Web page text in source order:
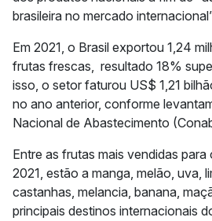
brasileira no mercado
Em 2021, o Brasil exportou 1,24
frutas frescas, resultado 18%
isso, o setor faturou US$ 1,21
no ano anterior, conforme
Nacional de Abastecimento
Entre as frutas mais vendidas
2021, estão a manga, melão, uva,
castanhas, melancia, banana,
principais destinos internacionais